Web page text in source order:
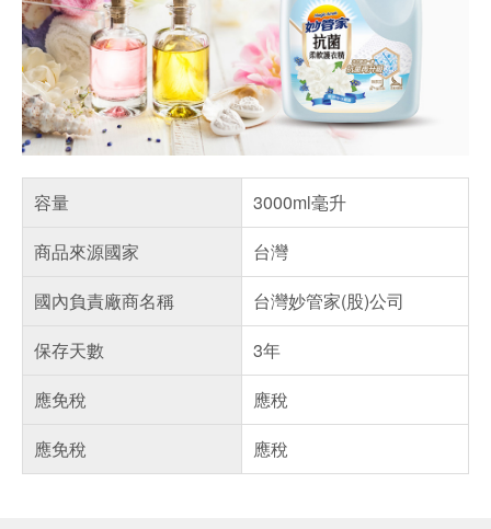
容量
3000ml毫升
商品來源國家
台灣
國內負責廠商名稱
台灣妙管家(股)公司
保存天數
3年
應免稅
應稅
應免稅
應稅